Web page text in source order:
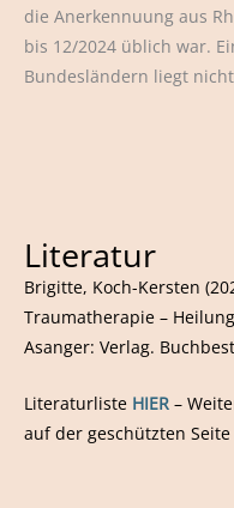
die Anerkennuung aus
bis 12/2024 üblich war.
Bundesländern liegt
Literatur
Brigitte, Koch-Kersten
Traumatherapie –
Asanger: Verlag.
Literaturliste HIER –
auf der geschützten Seite